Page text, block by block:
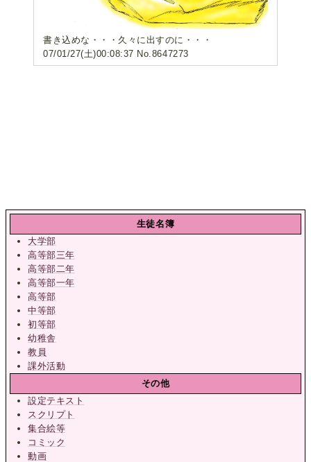
書き込めな・・・久々に出すのに・・・
07/01/27(土)00:08:37 No.8647273
生徒名簿
大学部
高等部三年
高等部二年
高等部一年
高等部
中等部
初等部
幼稚舎
教員
課外活動
その他
設定テキスト
スクリプト
集合絵等
コミック
動画